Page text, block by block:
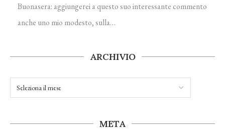
Buonasera: aggiungerei a questo suo interessante commento
anche uno mio modesto, sulla…
ARCHIVIO
META